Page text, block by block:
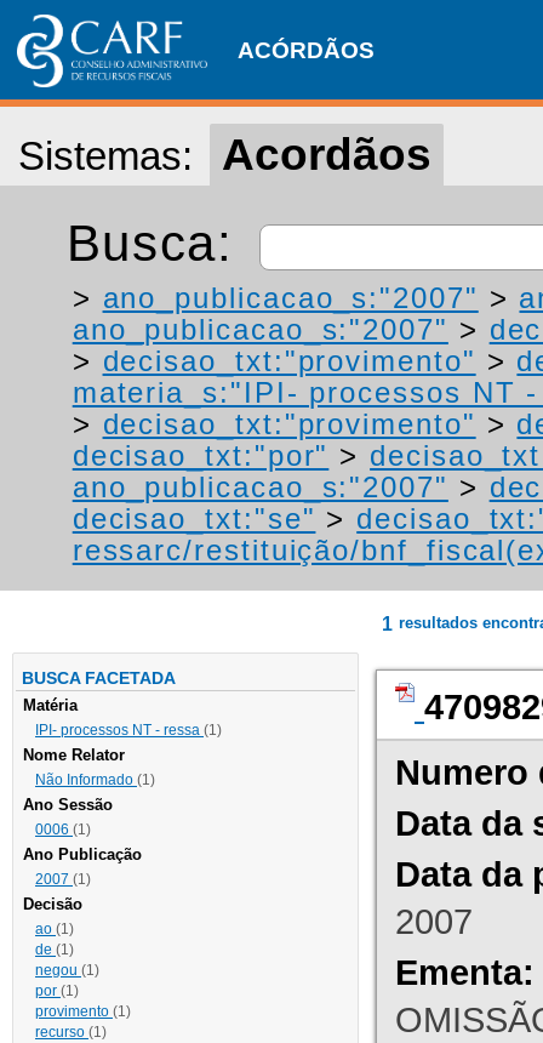
ACÓRDÃOS
Sistemas: Acordãos
Busca:
> ano_publicacao_s:"2007" >
ano_publicacao_s:"2007" >
> decisao_txt:"provimento" >
materia_s:"IPI- processos NT
> decisao_txt:"provimento" >
decisao_txt:"por" >
ano_publicacao_s:"2007" >
decisao_txt:"se" >
ressarc/restituição/
BUSCA FACETADA
Matéria
IPI- processos NT - ressa (1)
Nome Relator
Não Informado (1)
Ano Sessão
0006 (1)
Ano Publicação
2007 (1)
Decisão
ao (1)
de (1)
negou (1)
por (1)
provimento (1)
recurso (1)
1 resultados
Numero
Data da
Data da
2007
Ementa: